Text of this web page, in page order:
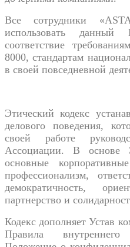
Все сотрудники
использовать
соответствие
8000,стандартам
в своей повседневной
Этический кодекс
делового поведения,
своей работе
Ассоциации. В основе
основные
профессионализм,
демократичность,
партнерство и
Кодекс дополняет Устав
Правила внутреннего